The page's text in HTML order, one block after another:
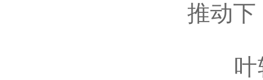
推动下
叶轮